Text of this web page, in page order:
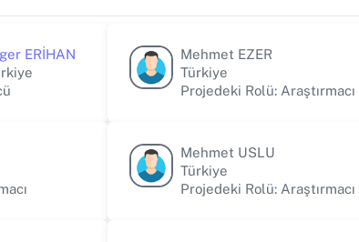
ERİHAN
Mehmet EZER
Türkiye
Projedeki Rolü: Araştırmacı
Mehmet USLU
Türkiye
Projedeki Rolü: Araştırmacı